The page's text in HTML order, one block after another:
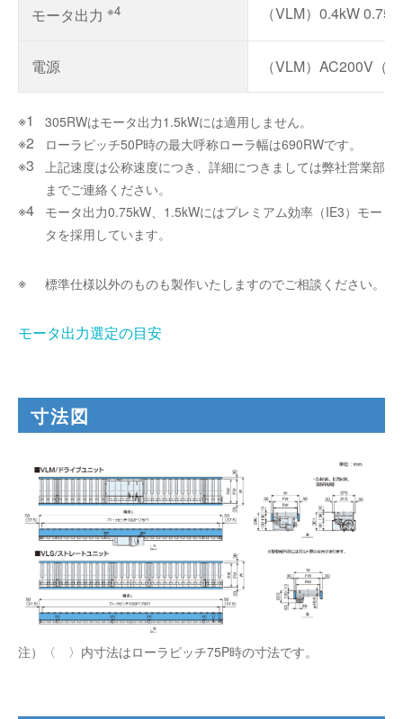
モータ出力 ※4 （VLM）0.4kW
電源 （VLM）AC200V（
305RWはモータ出力1.5kWには適用しません。
ローラピッチ50P時の最大呼称ローラ幅は690RWです。
上記速度は公称速度につき、詳細につきましては弊社営業部
までご連絡ください。
モータ出力0.75kW、1.5kWにはプレミアム効率（IE3）モー
タを採用しています。
標準仕様以外のものも製作いたしますのでご相談ください。
モータ出力選定の目安
寸法図
注）〈 〉内寸法はローラピッチ75P時の寸法です。